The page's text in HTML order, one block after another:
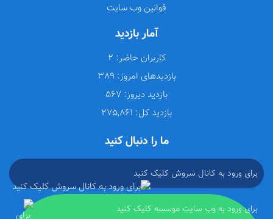
قوانین وب سایت
آمار بازدید
کاربران حاضر:
بازدیدهای امروز:
بازدید دیروز:
بازدید کل:
ما را دنبال کنید
برای ورود به کانال سروش کلیک کنید
برای ورود به وب سایت موسسه کلیک کنید